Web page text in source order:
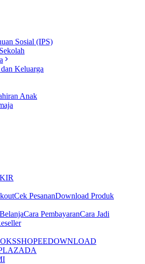
Sosial (IPS)
Keluarga
Anak
Cek PesananDownload Produk
Cara PembayaranCara Jadi
SHOPEEDOWNLOAD
LAZADA